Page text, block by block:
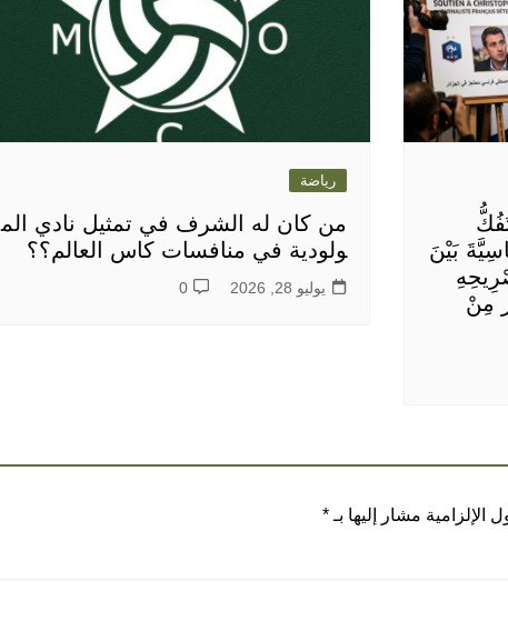
بَيْنَ
مِنْ
رياضة
من كان له الشرف في تمثيل نادي الم
ولودية في منافسات كاس العالم؟؟
يوليو 28, 2026 0
الإلزامية مشار إليها بـ *